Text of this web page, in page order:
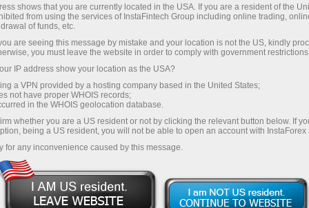
29.03.2025: Forex Analysis &
Reviews: Forex forecast 28/03/2025:
EUR/USD, GBP/USD, USD/JPY, Oil and
Bitcoin
Mở tài khoản giao dịch
Mở tài khoản demo
shows that you are currently located in the USA. If you are a resident of the
from using the services of InstaFintech Group including online trading,
of funds, etc.
are seeing this message by mistake and your location is not the US, kindly
you must leave the website in order to comply with government
IP address show your location as the USA?
a VPN provided by a hosting company based in the United States;
not have proper WHOIS records;
in the WHOIS geolocation database.
whether you are a US resident or not by clicking the relevant button below. If
being a US resident, you will not be able to open an account with InstaForex
for any inconvenience caused by this message.